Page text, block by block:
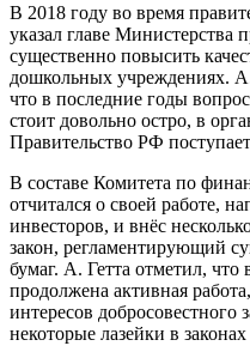
В 2018 году во время
указал главе Министерства
существенно повысить
дошкольных учреждениях.
что в последние годы
стоит довольно остро, в
Правительство РФ
В составе Комитета по
отчитался о своей работе,
инвесторов, и внёс
закон, регламентирующий
бумаг. А. Гетта отметил, что
продолжена активная
интересов
некоторые лазейки в